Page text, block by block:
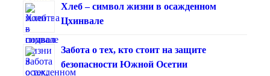
Хлеб – символ жизни в осажденном
Цхинвале
Забота о тех, кто стоит на защите
безопасности Южной Осетии